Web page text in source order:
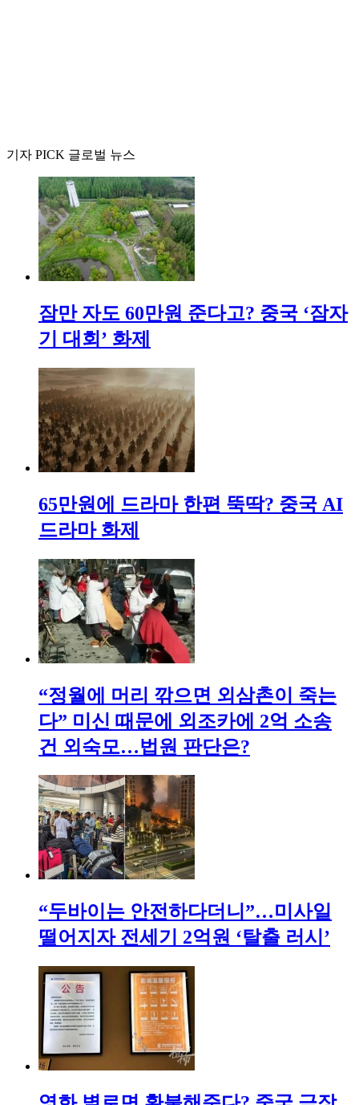
기자 PICK 글로벌 뉴스
잠만 자도 60만원 준다고? 중국 ‘잠자
기 대회’ 화제
65만원에 드라마 한편 뚝딱? 중국 AI
드라마 화제
“정월에 머리 깎으면 외삼촌이 죽는
다” 미신 때문에 외조카에 2억 소송
건 외숙모…법원 판단은?
“두바이는 안전하다더니”…미사일
떨어지자 전세기 2억원 ‘탈출 러시’